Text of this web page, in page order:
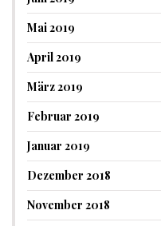
Mai 2019
April 2019
März 2019
Februar 2019
Januar 2019
Dezember 2018
November 2018